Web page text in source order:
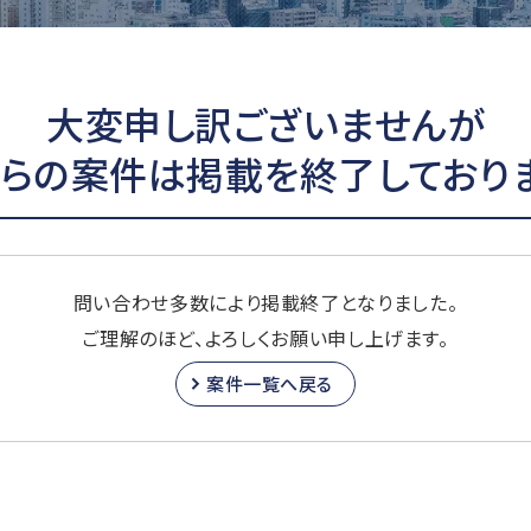
大変申し訳ございませんが
の案件は掲載を終了しており
問い合わせ多数により掲載終了となりました。
ご理解のほど、よろしくお願い申し上げます。
案件一覧へ戻る